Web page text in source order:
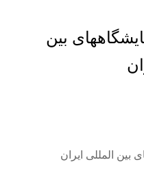
بین
بین المللی ایران